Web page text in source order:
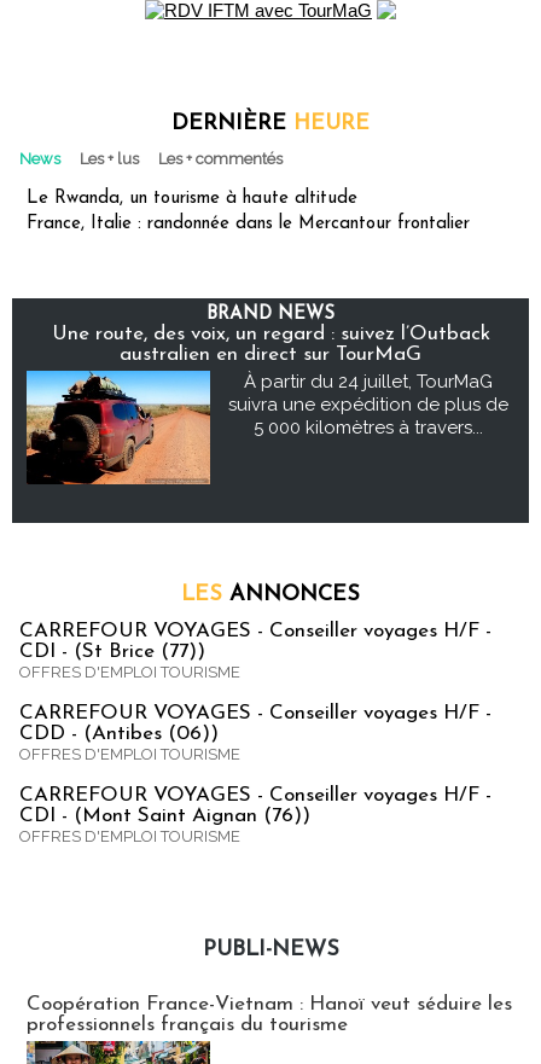
DERNIÈRE HEURE
News Les + lus Les + commentés
Le Rwanda, un tourisme à haute altitude
France, Italie : randonnée dans le Mercantour frontalier
BRAND NEWS
Une route, des voix, un regard : suivez l’Outback
australien en direct sur TourMaG
À partir du 24 juillet, TourMaG
suivra une expédition de plus de
5 000 kilomètres à travers...
LES ANNONCES
CARREFOUR VOYAGES - Conseiller voyages H/F -
CDI - (St Brice (77))
OFFRES D'EMPLOI TOURISME
CARREFOUR VOYAGES - Conseiller voyages H/F -
CDD - (Antibes (06))
OFFRES D'EMPLOI TOURISME
CARREFOUR VOYAGES - Conseiller voyages H/F -
CDI - (Mont Saint Aignan (76))
OFFRES D'EMPLOI TOURISME
PUBLI-NEWS
Coopération France-Vietnam : Hanoï veut séduire les
professionnels français du tourisme